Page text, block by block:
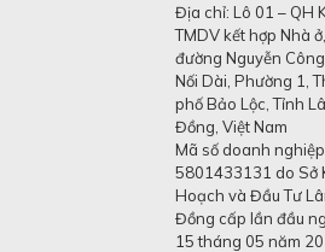
Địa chỉ: Lô 01 – QH
TMDV kết hợp Nhà ở,
đường Nguyễn
Nối Dài, Phường 1,
phố Bảo Lộc, Tỉnh
Đồng, Việt Nam
Mã số doanh
5801433131 do Sở
Hoạch và Đầu Tư
Đồng cấp lần đầu
15 tháng 05 năm